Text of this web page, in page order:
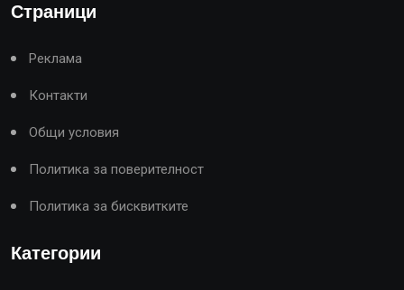
Страници
Реклама
Контакти
Общи условия
Политика за поверителност
Политика за бисквитките
Категории